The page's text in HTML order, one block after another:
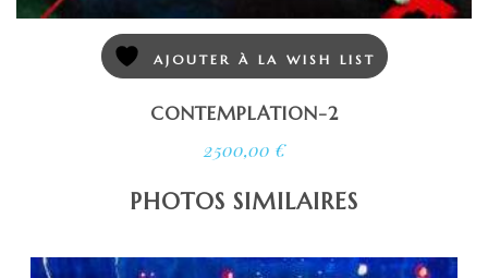
AJOUTER À LA WISH LIST
CONTEMPLATION-2
2500,00 €
PHOTOS SIMILAIRES